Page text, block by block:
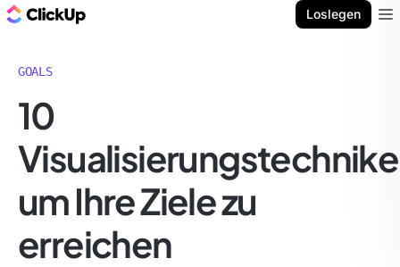
Loslegen
GOALS
10
um Ihre Ziele zu
erreichen